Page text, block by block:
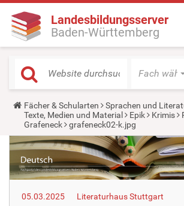
Landesbildungsserver
Baden-Württemberg
Fach
Y
o
u
a
r
e
h
e
r
:
Fächer & Schularten Sprachen und
Texte, Medien und Material
Epik Krimis
Grafeneck
grafeneck02-k.jpg
05.03.2025
Literaturhaus Stuttgart